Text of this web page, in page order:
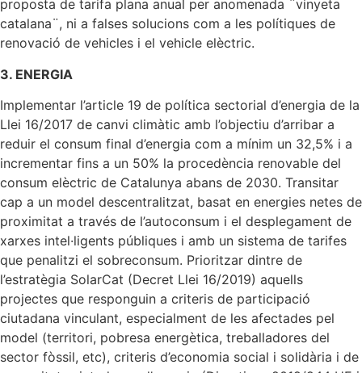
proposta de tarifa plana anual per anomenada ¨vinyeta
catalana¨, ni a falses solucions com a les polítiques de
renovació de vehicles i el vehicle elèctric.
3. ENERGIA
Implementar l’article 19 de política sectorial d’energia de la
Llei 16/2017 de canvi climàtic amb l’objectiu d’arribar a
reduir el consum final d’energia com a mínim un 32,5% i a
incrementar fins a un 50% la procedència renovable del
consum elèctric de Catalunya abans de 2030. Transitar
cap a un model descentralitzat, basat en energies netes de
proximitat a través de l’autoconsum i el desplegament de
xarxes intel·ligents públiques i amb un sistema de tarifes
que penalitzi el sobreconsum. Prioritzar dintre de
l’estratègia SolarCat (Decret Llei 16/2019) aquells
projectes que responguin a criteris de participació
ciutadana vinculant, especialment de les afectades pel
model (territori, pobresa energètica, treballadores del
sector fòssil, etc), criteris d’economia social i solidària i de